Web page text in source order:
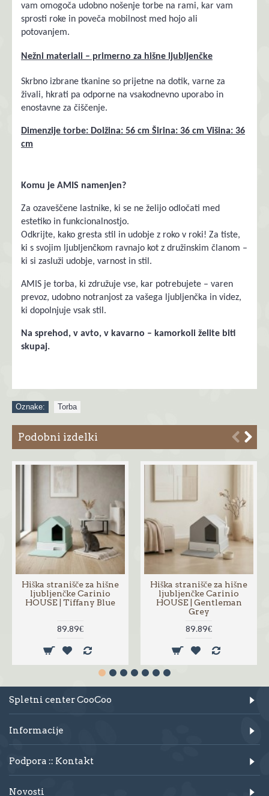
vam omogoča udobno nošenje torbe na rami, kar vam
sprosti roke in poveča mobilnost med hojo ali
potovanjem.
Nežni materiali – primerno za hišne ljubljenčke
Skrbno izbrane tkanine so prijetne na dotik, varne za
živali, hkrati pa odporne na vsakodnevno uporabo in
enostavne za čiščenje.
Dimenzije torbe: Dolžina: 56 cm Širina: 36 cm Višina: 36
cm
Komu je AMIS namenjen?
Za ozaveščene lastnike, ki se ne želijo odločati med
estetiko in funkcionalnostjo.
Odkrijte, kako gresta stil in udobje z roko v roki! Za tiste,
ki s svojim ljubljenčkom ravnajo kot z družinskim članom –
ki si zasluži udobje, varnost in stil.
AMIS je torba, ki združuje vse, kar potrebujete – varen
prevoz, udobno notranjost za vašega ljubljenčka in videz,
ki dopolnjuje vsak stil.
Na sprehod, v avto, v kavarno – kamorkoli želite biti
skupaj.
Oznake: Torba
Podobni izdelki
Hiška stranišče za hišne
ljubljenčke Carinio
HOUSE | Tiffany Blue
89.89€
Hiška stranišče za hišne
ljubljenčke Carinio
HOUSE | Gentleman
Grey
89.89€
Spletni center CooCoo
Informacije
Podpora :: Kontakt
Novosti